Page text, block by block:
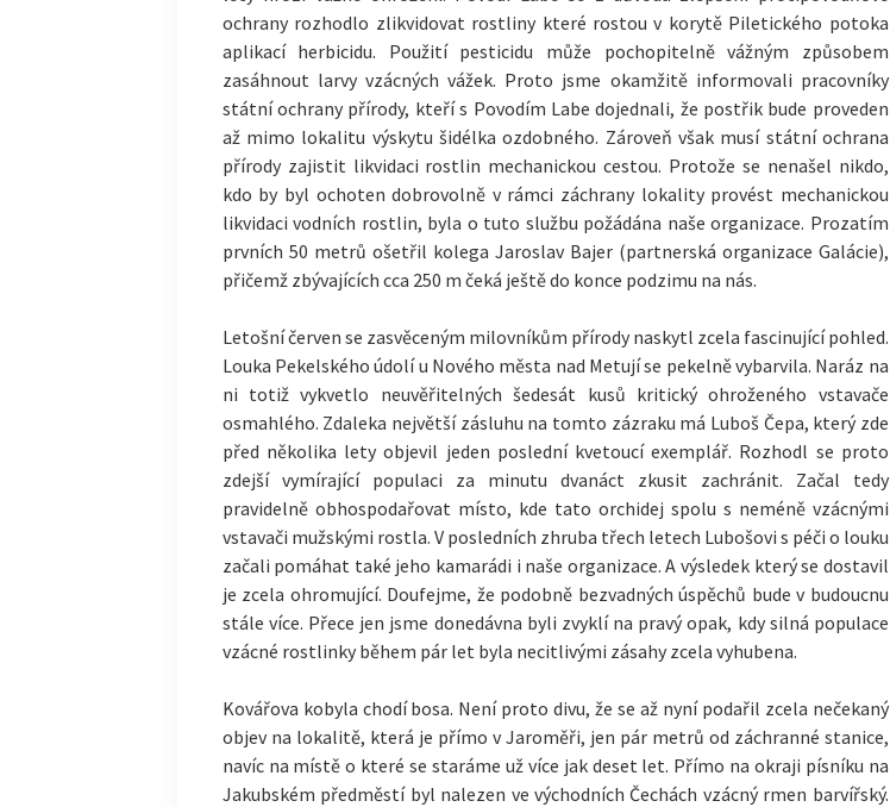
ochrany rozhodlo zlikvidovat rostliny které rostou v korytě Piletického potoka
aplikací herbicidu. Použití pesticidu může pochopitelně vážným způsobem
zasáhnout larvy vzácných vážek. Proto jsme okamžitě informovali pracovníky
státní ochrany přírody, kteří s Povodím Labe dojednali, že postřik bude proveden
až mimo lokalitu výskytu šidélka ozdobného. Zároveň však musí státní ochrana
přírody zajistit likvidaci rostlin mechanickou cestou. Protože se nenašel nikdo,
kdo by byl ochoten dobrovolně v rámci záchrany lokality provést mechanickou
likvidaci vodních rostlin, byla o tuto službu požádána naše organizace. Prozatím
prvních 50 metrů ošetřil kolega Jaroslav Bajer (partnerská organizace Galácie),
přičemž zbývajících cca 250 m čeká ještě do konce podzimu na nás.
Letošní červen se zasvěceným milovníkům přírody naskytl zcela fascinující pohled.
Louka Pekelského údolí u Nového města nad Metují se pekelně vybarvila. Naráz na
ni totiž vykvetlo neuvěřitelných šedesát kusů kritický ohroženého vstavače
osmahlého. Zdaleka největší zásluhu na tomto zázraku má Luboš Čepa, který zde
před několika lety objevil jeden poslední kvetoucí exemplář. Rozhodl se proto
zdejší vymírající populaci za minutu dvanáct zkusit zachránit. Začal tedy
pravidelně obhospodařovat místo, kde tato orchidej spolu s neméně vzácnými
vstavači mužskými rostla. V posledních zhruba třech letech Lubošovi s péči o louku
začali pomáhat také jeho kamarádi i naše organizace. A výsledek který se dostavil
je zcela ohromující. Doufejme, že podobně bezvadných úspěchů bude v budoucnu
stále více. Přece jen jsme donedávna byli zvyklí na pravý opak, kdy silná populace
vzácné rostlinky během pár let byla necitlivými zásahy zcela vyhubena.
Kovářova kobyla chodí bosa. Není proto divu, že se až nyní podařil zcela nečekaný
objev na lokalitě, která je přímo v Jaroměři, jen pár metrů od záchranné stanice,
navíc na místě o které se staráme už více jak deset let. Přímo na okraji písníku na
Jakubském předměstí byl nalezen ve východních Čechách vzácný rmen barvířský.